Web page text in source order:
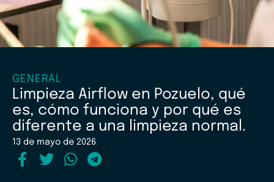
GENERAL
Limpieza Airflow en Pozuelo, qué
es, cómo funciona y por qué es
diferente a una limpieza normal.
13 de mayo de 2026